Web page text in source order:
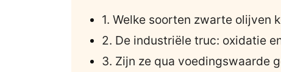
1. Welke soorten zwarte olijven
2. De industriële truc: oxidatie
3. Zijn ze qua voedingswaarde